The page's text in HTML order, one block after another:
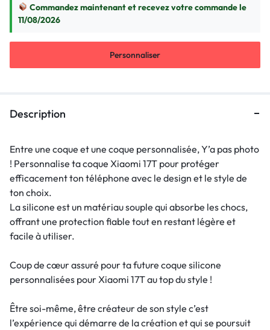
Commandez maintenant et recevez votre commande le
11/08/2026
Personnaliser
Description
Entre une coque et une coque personnalisée, Y’a pas photo
! Personnalise ta coque Xiaomi 17T pour protéger
efficacement ton téléphone avec le design et le style de
ton choix.
La silicone est un matériau souple qui absorbe les chocs,
offrant une protection fiable tout en restant légère et
facile à utiliser.
Coup de cœur assuré pour ta future coque silicone
personnalisées pour Xiaomi 17T au top du style !
Être soi-même, être créateur de son style c’est
l’expérience qui démarre de la création et qui se poursuit